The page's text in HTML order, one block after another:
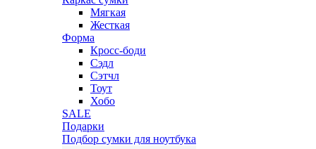
Мягкая
Жесткая
Форма
Кросс-боди
Сэдл
Сэтчл
Тоут
Хобо
SALE
Подарки
Подбор сумки для ноутбука